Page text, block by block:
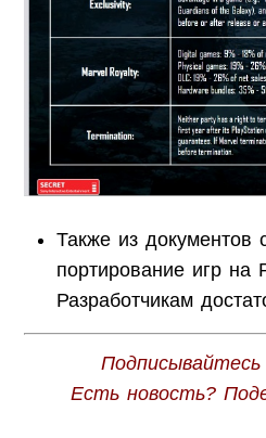
Также из документов
портирование игр
Разработчикам
Подписывайтесь
Есть новость?